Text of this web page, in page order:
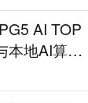
AI TOP
本地AI算力